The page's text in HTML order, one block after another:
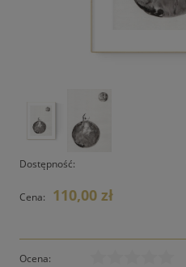
Dostępność:
Cena: 110,00 zł
Ocena: